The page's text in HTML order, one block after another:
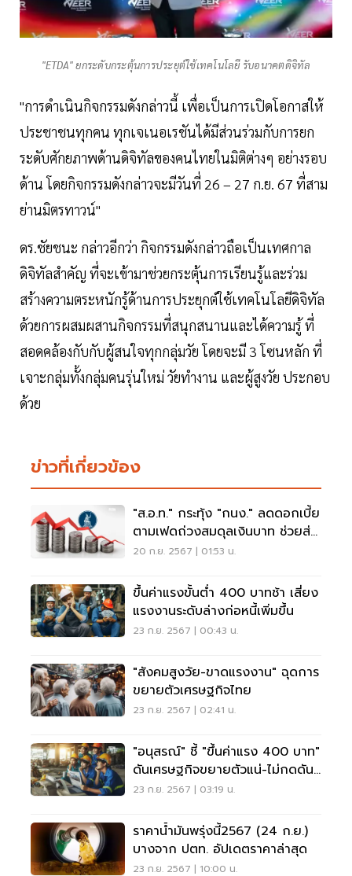
"ETDA" ยกระดับกระตุ้นการประยุต์ใช้เทคโนโลยี รับอนาคตดิจิทัล
"การดำเนินกิจกรรมดังกล่าวนี้ เพื่อเป็นการเปิดโอกาสให้
ประชาชนทุกคน ทุกเจเนอเรชันได้มีส่วนร่วมกับการยก
ระดับศักยภาพด้านดิจิทัลของคนไทยในมิติต่างๆ อย่างรอบ
ด้าน โดยกิจกรรมดังกล่าวจะมีวันที่ 26 – 27 ก.ย. 67 ที่สาม
ย่านมิตรทาวน์"
ดร.ชัยชนะ กล่าวอีกว่า กิจกรรมดังกล่าวถือเป็นเทศกาล
ดิจิทัลสำคัญ ที่จะเข้ามาช่วยกระตุ้นการเรียนรู้และร่วม
สร้างความตระหนักรู้ด้านการประยุกต์ใช้เทคโนโลยีดิจิทัล
ด้วยการผสมผสานกิจกรรมที่สนุกสนานและได้ความรู้ ที่
สอดคล้องกับกับผู้สนใจทุกกลุ่มวัย โดยจะมี 3 โซนหลัก ที่
เจาะกลุ่มทั้งกลุ่มคนรุ่นใหม่ วัยทำงาน และผู้สูงวัย ประกอบ
ด้วย
ข่าวที่เกี่ยวข้อง
"ส.อ.ท." กระทุ้ง "กนง." ลดดอกเบี้ย
ตามเฟดถ่วงสมดุลเงินบาท ช่วยส่ง
ออก
20 ก.ย. 2567 | 01:53 น.
ขึ้นค่าแรงขั้นต่ำ 400 บาทช้า เสี่ยง
แรงงานระดับล่างก่อหนี้เพิ่มขึ้น
23 ก.ย. 2567 | 00:43 น.
"สังคมสูงวัย-ขาดแรงงาน" ฉุดการ
ขยายตัวเศรษฐกิจไทย
23 ก.ย. 2567 | 02:41 น.
"อนุสรณ์" ชี้ "ขึ้นค่าแรง 400 บาท"
ดันเศรษฐกิจขยายตัวแน่-ไม่กดดัน
เงินเฟ้อ
23 ก.ย. 2567 | 03:19 น.
ราคาน้ำมันพรุ่งนี้2567 (24 ก.ย.)
บางจาก ปตท. อัปเดตราคาล่าสุด
23 ก.ย. 2567 | 10:00 น.